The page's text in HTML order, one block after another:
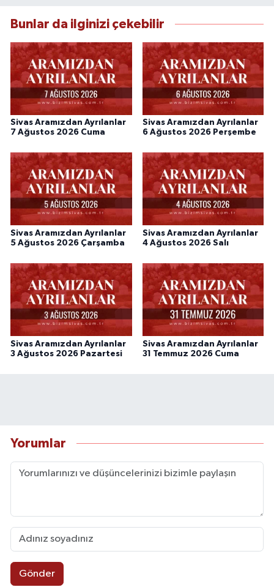
Bunlar da ilginizi çekebilir
Sivas Aramızdan Ayrılanlar
7 Ağustos 2026 Cuma
Sivas Aramızdan Ayrılanlar
6 Ağustos 2026 Perşembe
Sivas Aramızdan Ayrılanlar
5 Ağustos 2026 Çarşamba
Sivas Aramızdan Ayrılanlar
4 Ağustos 2026 Salı
Sivas Aramızdan Ayrılanlar
3 Ağustos 2026 Pazartesi
Sivas Aramızdan Ayrılanlar
31 Temmuz 2026 Cuma
Yorumlar
Gönder